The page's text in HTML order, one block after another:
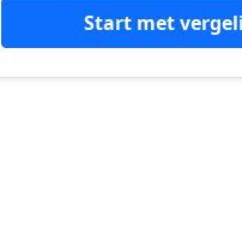
Start met